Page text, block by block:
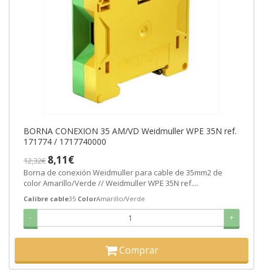
BORNA CONEXION 35 AM/VD Weidmuller WPE 35N ref.
171774 / 1717740000
12,32€ 8,11€
Borna de conexión Weidmuller para cable de 35mm2 de
color Amarillo/Verde // Weidmuller WPE 35N ref....
Calibre cable35 ColorAmarillo/Verde
- +
Comprar